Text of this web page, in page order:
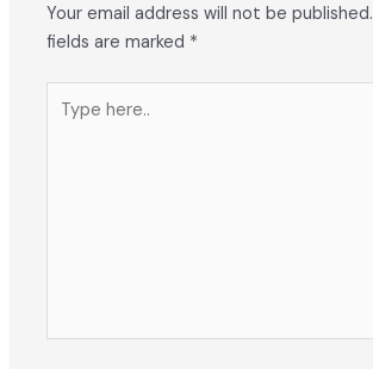
Your email address will not be published.
fields are marked *
here..